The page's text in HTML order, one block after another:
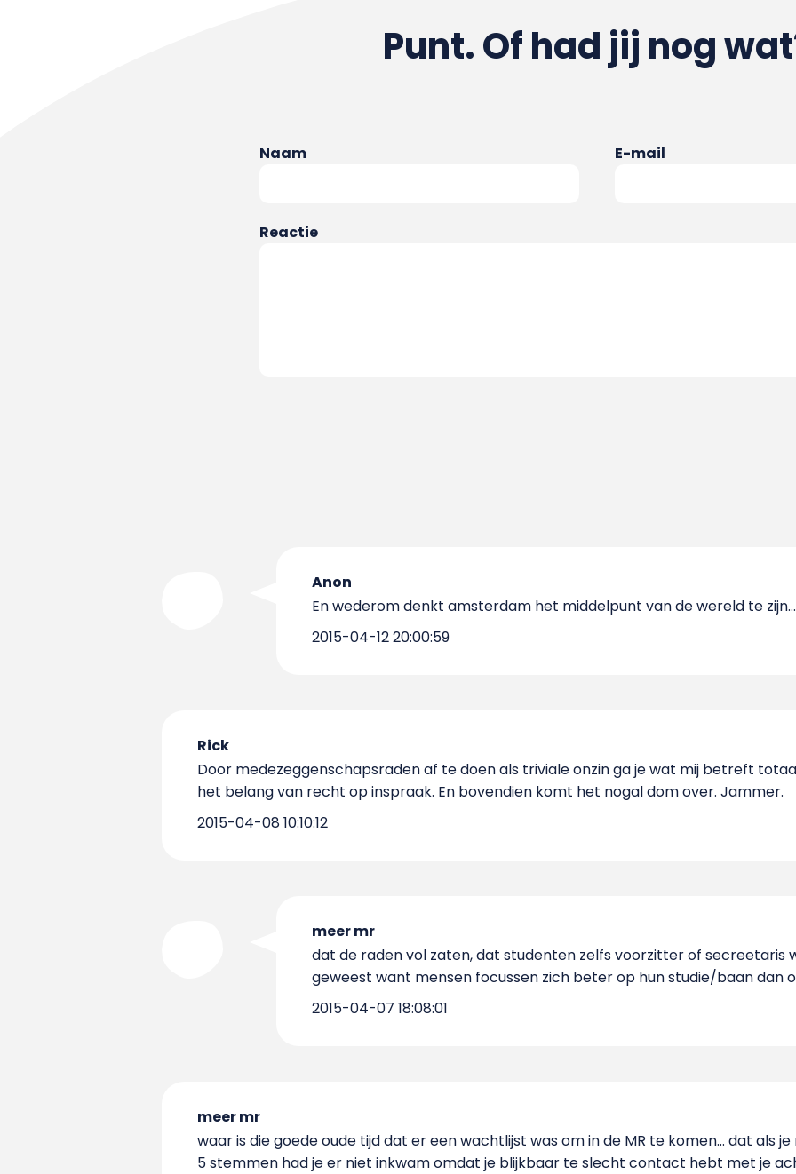
Punt. Of had jij nog
Naam E-mail
Reactie
Anon
En wederom denkt amsterdam het middelpunt van de wereld te zijn...
2015-04-12 20:00:59
Rick
Door medezeggenschapsraden af te doen als triviale onzin ga je wat mij betreft
het belang van recht op inspraak. En bovendien komt het nogal dom over. Jammer.
2015-04-08 10:10:12
meer mr
dat de raden vol zaten, dat studenten zelfs voorzitter of secreetaris
geweest want mensen focussen zich beter op hun studie/baan dan
2015-04-07 18:08:01
meer mr
waar is die goede oude tijd dat er een wachtlijst was om in de MR te komen... dat als
5 stemmen had je er niet inkwam omdat je blijkbaar te slecht contact hebt met je